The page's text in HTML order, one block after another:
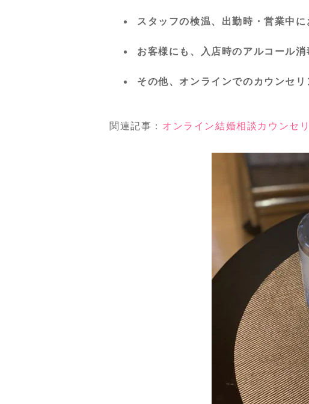
スタッフの検温、出勤時・営業中
お客様にも、入店時のアルコール
その他、オンラインでのカウンセリ
関連記事： オンライン結婚相談カウンセ